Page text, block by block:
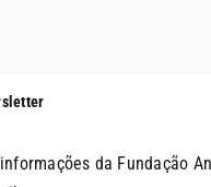
da Fundação